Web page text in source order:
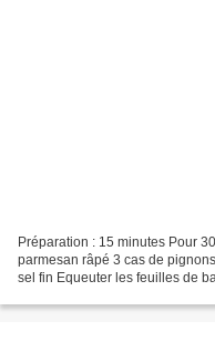
Préparation : 15 minutes Pour
parmesan râpé 3 cas de
sel fin Equeuter les feuilles de